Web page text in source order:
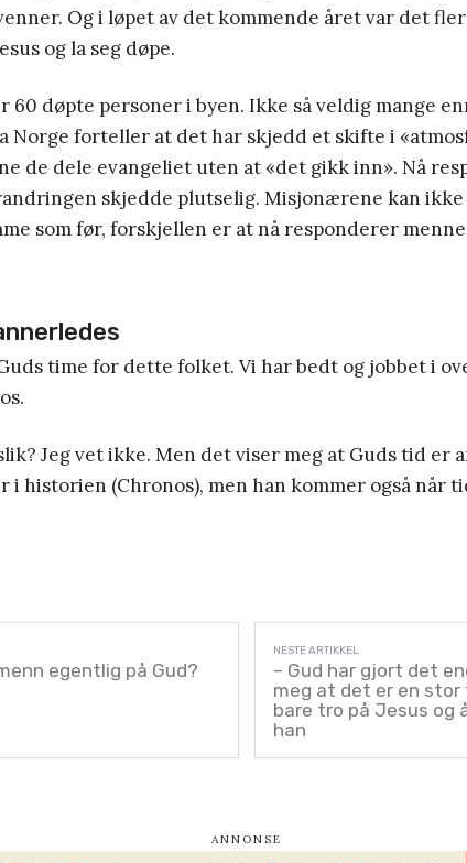
Og i løpet av det kommende året var det
og la seg døpe.
60 døpte personer i byen. Ikke så veldig mange
Norge forteller at det har skjedd et skifte i
de dele evangeliet uten at «det gikk inn». Nå
skjedde plutselig. Misjonærene kan
som før, forskjellen er at nå responderer
time for dette folket. Vi har bedt og jobbet i
Jeg vet ikke. Men det viser meg at Guds tid er
i historien (Chronos), men han kommer også når
egentlig på Gud?
– Gud har gjort det
meg at det er en stor
bare tro på Jesus og
han